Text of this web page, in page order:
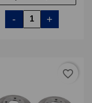
- +
favorite_border